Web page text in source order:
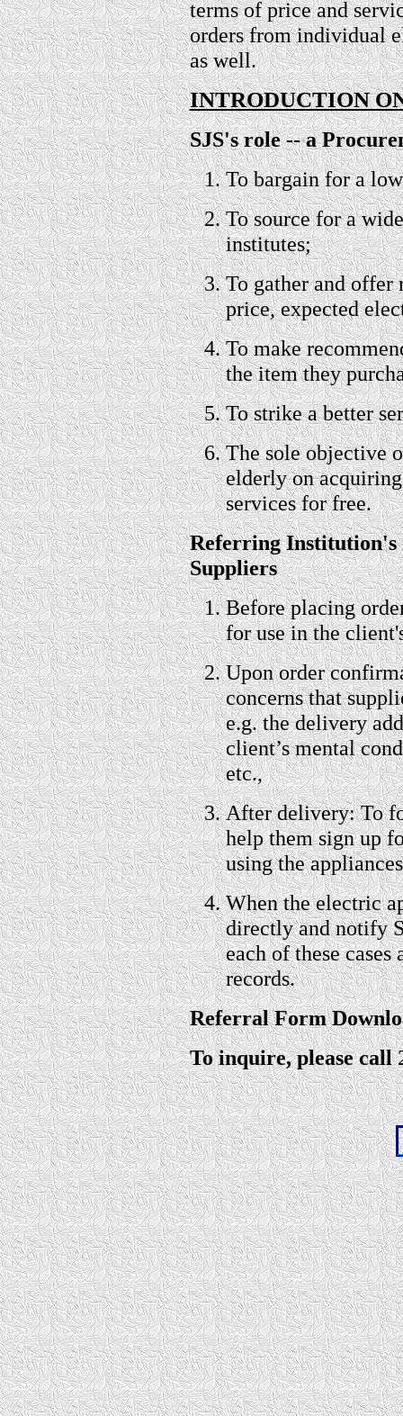
terms of price and
orders from individual
as well.
INTRODUCTION
SJS's role -- a
To bargain for a
To source for a
institutes;
To gather and
price, expected
To make
the item they
To strike a better
The sole objective
elderly on
services for free.
Referring Institution's
Suppliers
Before placing
for use in the
Upon order
concerns that
e.g. the delivery
client’s mental
etc.,
After delivery: To
help them sign up
using the
When the electric
directly and notify
each of these
records.
Referral Form
To inquire, please call